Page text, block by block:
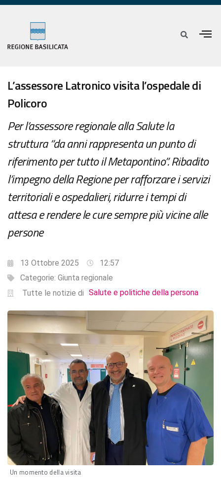
L’assessore Latronico visita l’ospedale di
Policoro
Per l’assessore regionale alla Salute la
struttura “da anni rappresenta un punto di
riferimento per tutto il Metapontino”. Ribadito
l’impegno della Regione per rafforzare i servizi
territoriali e ospedalieri, ridurre i tempi di
attesa e rendere le cure sempre più vicine alle
persone
13 Ottobre 2025
12:57
Categorie: Giunta regionale
Tutte le notizie di Salute e politiche della persona
Un momento della visita